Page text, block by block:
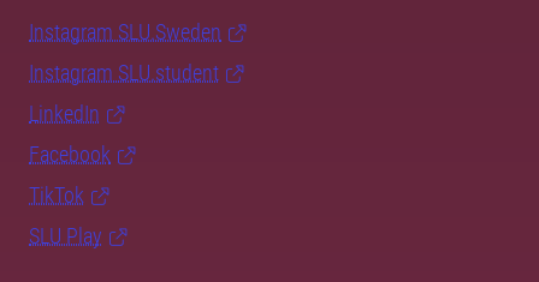
Instagram SLU.Sweden
Instagram SLU.student
LinkedIn
Facebook
TikTok
SLU Play